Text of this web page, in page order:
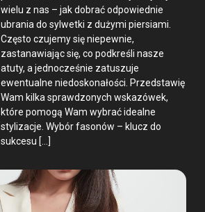
wielu z nas – jak dobrać odpowiednie
ubrania do sylwetki z dużymi piersiami.
Często czujemy się niepewnie,
zastanawiając się, co podkreśli nasze
atuty, a jednocześnie zatuszuje
ewentualne niedoskonałości. Przedstawię
Wam kilka sprawdzonych wskazówek,
które pomogą Wam wybrać idealne
stylizacje. Wybór fasonów – klucz do
sukcesu […]